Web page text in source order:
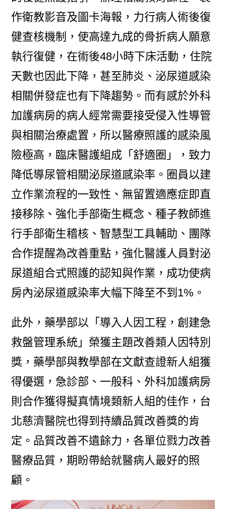
作衛教影音及圖卡海報，力行病人術後復
健查核機制，使高達九成的骨折病人願意
執行復健，在術後48小時下床活動，住院
天數也因此下降，甚至肺炎、泌尿道感染
相關併發症也有下降趨勢。而有感於外科
加護病房的病人經常需要接受侵入性導管
與相關治療處置，所以醫療照護的感染風
險極高，臨床醫護組成「舒適圈」，致力
降低導尿管相關泌尿道感染率。圈員以建
立作業流程的一致性、無留置適應症即直
接移除、強化手部衛生概念、種子教師進
行手部衛生稽核、智慧型工具輔助、團隊
合作提醒為改善重點，強化醫護人員對泌
尿道組合式照護的認知與作業，成功使病
房內泌尿道感染率大幅下降至不到1%。
此外，藥學部以「導入人因工程，創建急
救盤管理系統」榮獲主題改善類人因特別
獎，藥學部與教學部在文獻查證新人組獲
得優選，急診部、一般科、外科加護病房
則合作獲得擬真情境類新人組的佳作，台
北慈濟醫院也得到持續品質改善獎的肯
定。品質改善不遺餘力，各單位戮力改善
醫療品質，期盼帶給就醫病人最好的照
顧。